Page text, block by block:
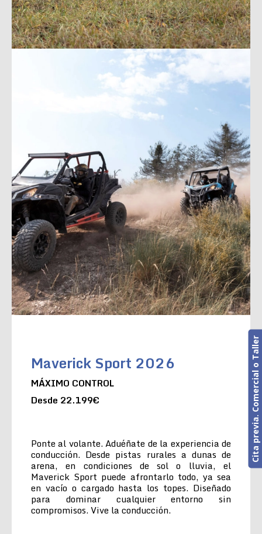
Maverick Sport 2026
MÁXIMO CONTROL
Desde 22.199€
Ponte al volante. Aduéñate de la experiencia de
conducción. Desde pistas rurales a dunas de
arena, en condiciones de sol o lluvia, el
Maverick Sport puede afrontarlo todo, ya sea
en vacío o cargado hasta los topes. Diseñado
para dominar cualquier entorno sin
compromisos. Vive la conducción.
Cita previa. Comercial o Taller